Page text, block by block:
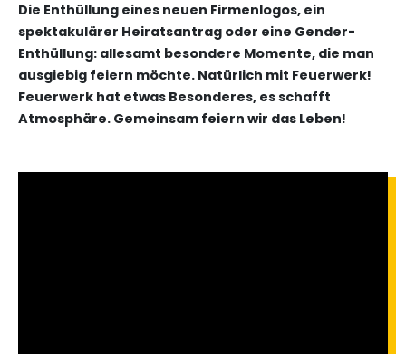
Die Enthüllung eines neuen Firmenlogos, ein
spektakulärer Heiratsantrag oder eine Gender-
Enthüllung: allesamt besondere Momente, die man
ausgiebig feiern möchte. Natürlich mit Feuerwerk!
Feuerwerk hat etwas Besonderes, es schafft
Atmosphäre. Gemeinsam feiern wir das Leben!